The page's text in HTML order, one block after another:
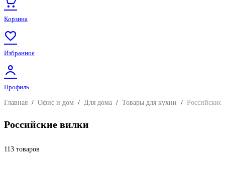
Корзина
Избранное
Профиль
Главная / Офис и дом / Для дома / Товары для кухни / Российские
Российские вилки
113 товаров